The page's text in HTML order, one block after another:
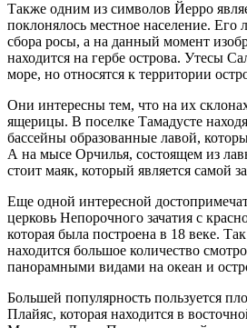
Также одним из символов Йерро
поклонялось местное население. Его
сбора росы, а на данный момент
находится на гербе острова. Утесы
море, но относятся к территории
Они интересны тем, что на их
ящерицы. В поселке Тамадусте
бассейны образованные лавой,
А на мысе Орчилья, состоящем из
стоит маяк, который является самой
Еще одной интересной
церковь Непорочного зачатия с
которая была построена в 18 веке.
находится большое количество
панорамными видами на океан и
Большей популярность пользуется
Плайяс, которая находится в